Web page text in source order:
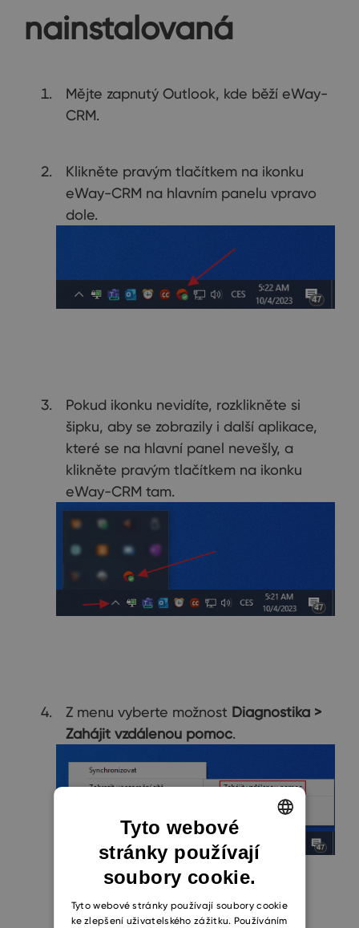
nainstalovaná
Mějte zapnutý Outlook, kde běží eWay-
CRM.
Klikněte pravým tlačítkem na ikonku
eWay-CRM na hlavním panelu vpravo
dole.
Pokud ikonku nevidíte, rozklikněte si
šipku, aby se zobrazily i další aplikace,
které se na hlavní panel nevešly, a
klikněte pravým tlačítkem na ikonku
eWay-CRM tam.
Z menu vyberte možnost Diagnostika >
Zahájit vzdálenou pomoc.
ENGLISH
CZECH
SLOVAK
Tyto webové
stránky používají
soubory cookie.
Tyto webové stránky používají soubory cookie
ke zlepšení uživatelského zážitku. Používáním